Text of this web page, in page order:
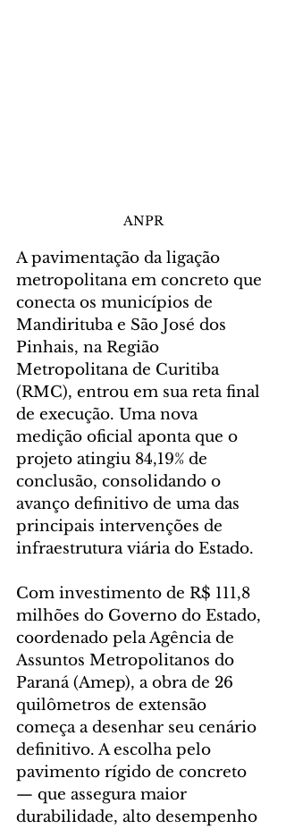
ANPR
A pavimentação da ligação
metropolitana em concreto que
conecta os municípios de
Mandirituba e São José dos
Pinhais, na Região
Metropolitana de Curitiba
(RMC), entrou em sua reta final
de execução. Uma nova
medição oficial aponta que o
projeto atingiu 84,19% de
conclusão, consolidando o
avanço definitivo de uma das
principais intervenções de
infraestrutura viária do Estado.
Com investimento de R$ 111,8
milhões do Governo do Estado,
coordenado pela Agência de
Assuntos Metropolitanos do
Paraná (Amep), a obra de 26
quilômetros de extensão
começa a desenhar seu cenário
definitivo. A escolha pelo
pavimento rígido de concreto
— que assegura maior
durabilidade, alto desempenho